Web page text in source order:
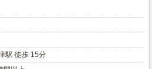
駅 徒歩 15分